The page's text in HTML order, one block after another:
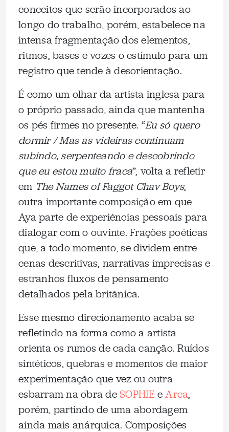
conceitos que serão incorporados ao
longo do trabalho, porém, estabelece na
intensa fragmentação dos elementos,
ritmos, bases e vozes o estímulo para um
registro que tende à desorientação.
É como um olhar da artista inglesa para
o próprio passado, ainda que mantenha
os pés firmes no presente. “Eu só quero
dormir / Mas as videiras continuam
subindo, serpenteando e descobrindo
que eu estou muito fraca”, volta a refletir
em The Names of Faggot Chav Boys,
outra importante composição em que
Aya parte de experiências pessoais para
dialogar com o ouvinte. Frações poéticas
que, a todo momento, se dividem entre
cenas descritivas, narrativas imprecisas e
estranhos fluxos de pensamento
detalhados pela britânica.
Esse mesmo direcionamento acaba se
refletindo na forma como a artista
orienta os rumos de cada canção. Ruídos
sintéticos, quebras e momentos de maior
experimentação que vez ou outra
esbarram na obra deSOPHIE eArca,
porém, partindo de uma abordagem
ainda mais anárquica. Composições